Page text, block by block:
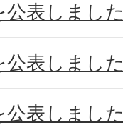
公表しまし
公表しまし
公表しまし